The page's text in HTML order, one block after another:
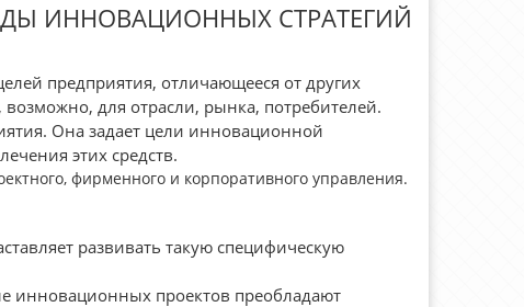
ИННОВАЦИОННЫХ СТРАТЕГИЙ
предприятия, отличающееся от других
для отрасли, рынка, потребителей.
Она задает цели инновационной
этих средств.
фирменного и корпоративного управления.
развивать такую специфическую
инновационных проектов преобладают